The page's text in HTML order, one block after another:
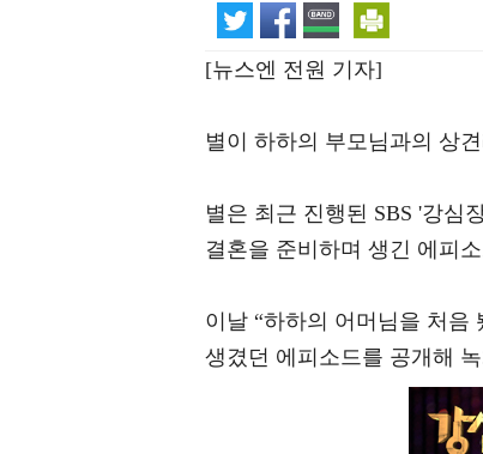
[뉴스엔 전원 기자]
별이 하하의 부모님과의 상
별은 최근 진행된 SBS '강심
결혼을 준비하며 생긴 에피
이날 “하하의 어머님을 처음
생겼던 에피소드를 공개해